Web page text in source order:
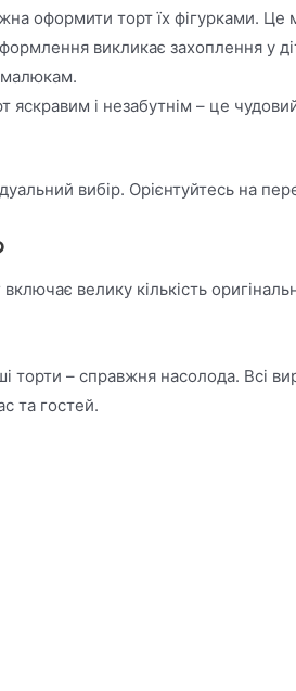
оформити торт їх фігурками.
викликає захоплення у
малюкам.
і незабутнім – це
вибір. Орієнтуйтесь на
велику кількість
торти – справжня насолода. Всі
та гостей.